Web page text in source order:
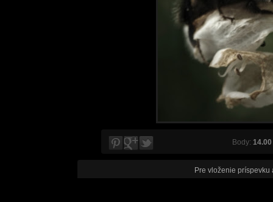
Body: 14.00
Pre vloženie